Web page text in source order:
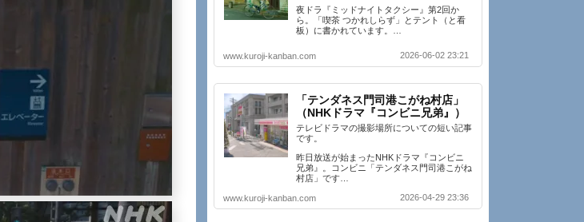
夜ドラ『ミッドナイトタクシー』第2回か
ら。「喫茶 つかれしらず」とテント（と看
板）に書かれています。…
www.kuroji-kanban.com 2026-06-02 23:21
「テンダネス門司港こがね村店」
（NHKドラマ『コンビニ兄弟』）
テレビドラマの撮影場所についての短い記事
です。
昨日放送が始まったNHKドラマ『コンビニ
兄弟』。コンビニ「テンダネス門司港こがね
村店」です…
www.kuroji-kanban.com 2026-04-29 23:36